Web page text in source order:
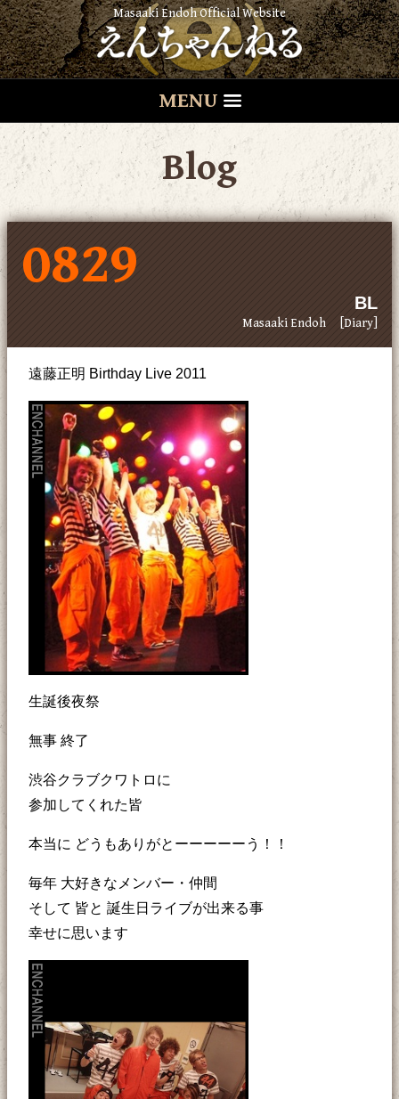
Masaaki Endoh Official Website
MENU
Blog
0829
BL
Masaaki Endoh [Diary]
遠藤正明 Birthday Live 2011
生誕後夜祭
無事 終了
渋谷クラブクワトロに
参加してくれた皆
本当に どうもありがとーーーーーう！！
毎年 大好きなメンバー・仲間
そして 皆と 誕生日ライブが出来る事
幸せに思います